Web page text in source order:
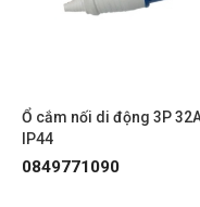
Ổ cắm nối di động 3P
IP44
0849771090